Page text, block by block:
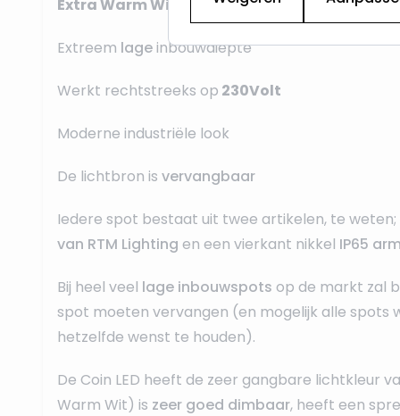
Extra Warm Wit Dimbaar
Extreem lageinbouwdiepte
Werkt rechtstreeks op 230Volt
Moderne industriële look
De lichtbron is vervangbaar
Iedere spot bestaat uit twee artikelen, te weten;
van RTM Lighting en een vierkant nikkel IP65
Bij heel veel lage inbouwspots op de markt zal
spot moeten vervangen (en mogelijk alle spots
hetzelfde wenst te houden).
De Coin LED heeft de zeer gangbare lichtkleur
Warm Wit) is zeer goed dimbaar, heeft een